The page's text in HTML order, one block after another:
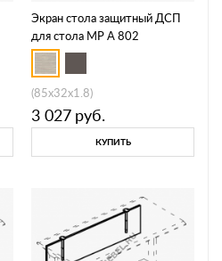
Экран стола защитный ДСП
для стола МР А 802
(85x32x1.8)
3 027 руб.
КУПИТЬ